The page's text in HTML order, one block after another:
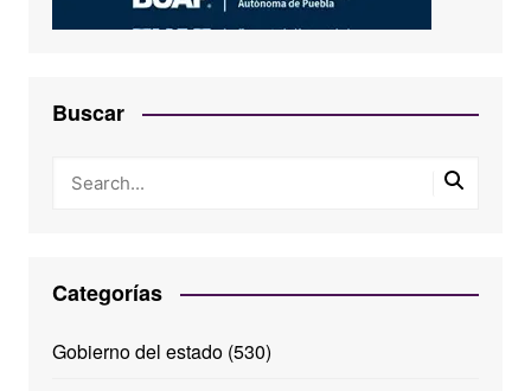
Buscar
Categorías
Gobierno del estado(530)